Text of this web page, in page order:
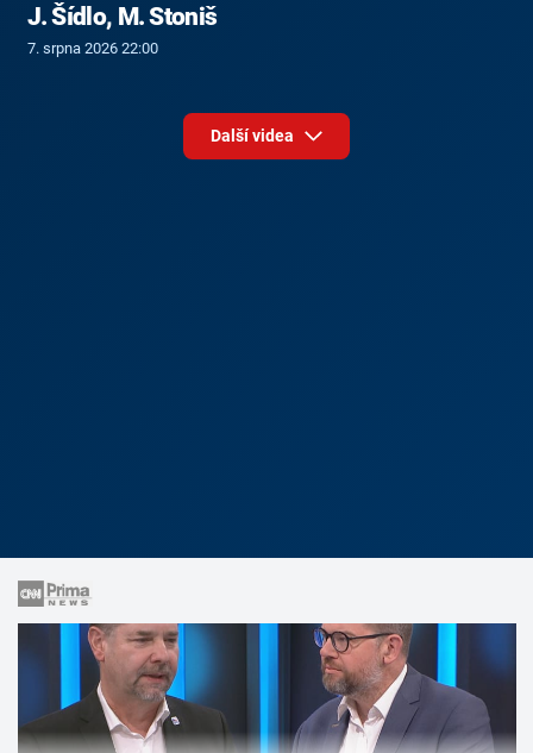
J. Šídlo, M. Stoniš
7. srpna 2026 22:00
Další videa